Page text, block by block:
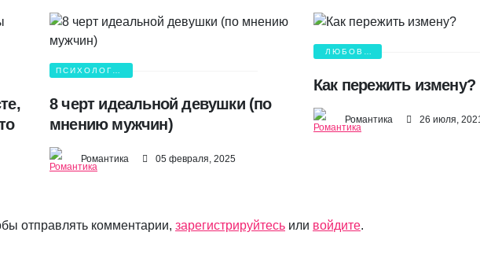
ПСИХОЛОГИЯ
8 черт идеальной девушки (по
мнению мужчин)
Романтика 05 февраля, 2025
ЛЮБОВЬ
Как пережить измену?
Романтика 26 июля,
отправлять комментарии, зарегистрируйтесь или войдите.